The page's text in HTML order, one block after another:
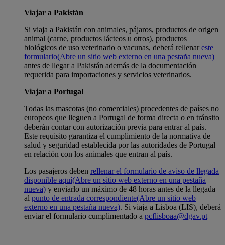
Viajar a Pakistán
Si viaja a Pakistán con animales, pájaros, productos de origen
animal (carne, productos lácteos u otros), productos
biológicos de uso veterinario o vacunas, deberá rellenareste
formulario(Abre un sitio web externo en una pestaña nueva)
antes de llegar a Pakistán además de la documentación
requerida para importaciones y servicios veterinarios.
Viajar a Portugal
Todas las mascotas (no comerciales) procedentes de países no
europeos que lleguen a Portugal de forma directa o en tránsito
deberán contar con autorización previa para entrar al país.
Este requisito garantiza el cumplimiento de la normativa de
salud y seguridad establecida por las autoridades de Portugal
en relación con los animales que entran al país.
Los pasajeros deben rellenar el formulario de aviso de llegada
disponible aquí(Abre un sitio web externo en una pestaña
nueva) y enviarlo un máximo de 48 horas antes de la llegada
al punto de entrada correspondiente(Abre un sitio web
externo en una pestaña nueva). Si viaja a Lisboa (LIS), deberá
enviar el formulario cumplimentado a pcflisboaa@dgav.pt